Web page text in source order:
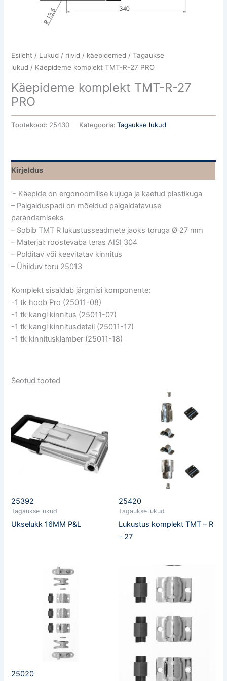
Esileht / Lukud / riivid / käepidemed /Tagaukse
lukud / Käepideme komplekt TMT-R-27 PRO
Käepideme komplekt TMT-R-27
PRO
Tootekood: 25430 Kategooria:Tagaukse lukud
Kirjeldus
‘- Käepide on ergonoomilise kujuga ja kaetud plastikuga
– Paigalduspadi on mõeldud paigaldatavuse
parandamiseks
– Sobib TMT R lukustusseadmete jaoks toruga Ø 27 mm
– Materjal: roostevaba teras AISI 304
– Polditav või keevitatav kinnitus
– Ühilduv toru 25013
Komplekt sisaldab järgmisi komponente:
-1 tk hoob Pro (25011-08)
-1 tk kangi kinnitus (25011-07)
-1 tk kangi kinnitusdetail (25011-17)
-1 tk kinnitusklamber (25011-18)
Seotud tooted
25392
Tagaukse lukud
Ukselukk 16MM P&L
25420
Tagaukse lukud
Lukustus komplekt TMT – R
– 27
25020